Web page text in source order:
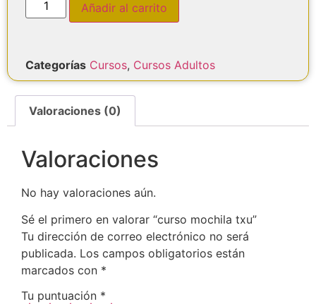
Añadir al carrito
Categorías Cursos, Cursos Adultos
Valoraciones (0)
Valoraciones
No hay valoraciones aún.
Sé el primero en valorar “curso mochila txu”
Tu dirección de correo electrónico no será
publicada. Los campos obligatorios están
marcados con *
Tu puntuación *